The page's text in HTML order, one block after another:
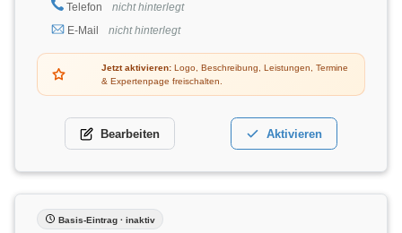
Telefon
nicht hinterlegt
E-Mail
nicht hinterlegt
Jetzt aktivieren: Logo, Beschreibung, Leistungen, Termine
& Expertenpage freischalten.
Bearbeiten Aktivieren
Basis-Eintrag · inaktiv